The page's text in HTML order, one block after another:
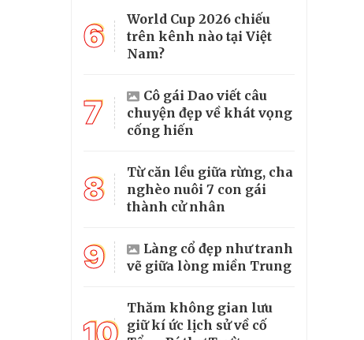
6
World Cup 2026 chiếu
trên kênh nào tại Việt
Nam?
7
Cô gái Dao viết câu
chuyện đẹp về khát vọng
cống hiến
8
Từ căn lều giữa rừng, cha
nghèo nuôi 7 con gái
thành cử nhân
9
Làng cổ đẹp như tranh
vẽ giữa lòng miền Trung
Thăm không gian lưu
giữ kí ức lịch sử về cố